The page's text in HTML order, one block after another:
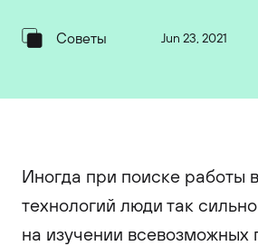
Советы Jun 23, 2021
Иногда при поиске работы
технологий люди так
на изучении всевозможных